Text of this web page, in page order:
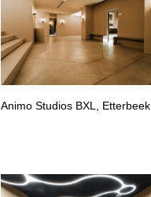
Animo Studios BXL, Etterbeek